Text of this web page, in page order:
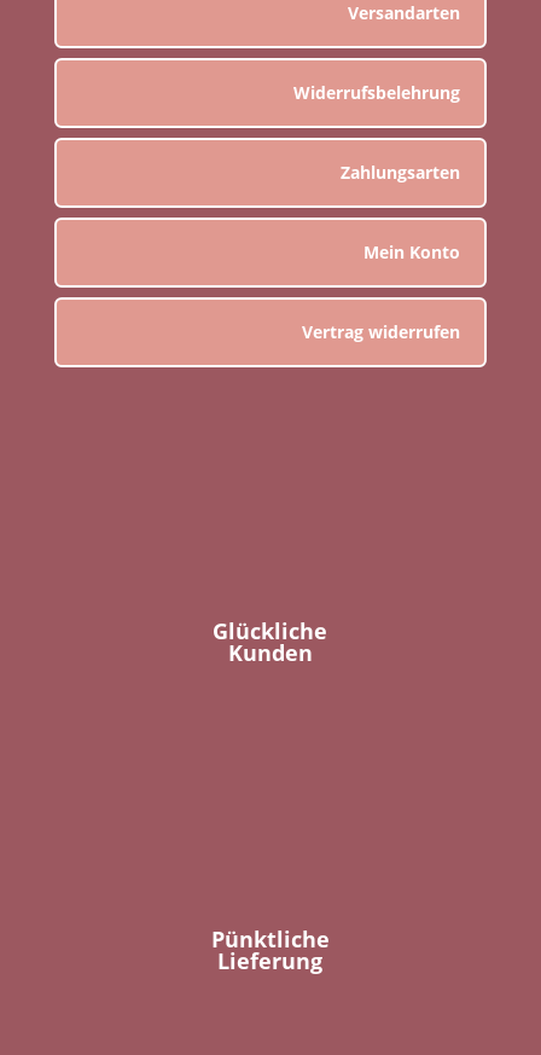
Versandarten
Widerrufsbelehrung
Zahlungsarten
Mein Konto
Vertrag widerrufen
Glückliche
Kunden
Pünktliche
Lieferung